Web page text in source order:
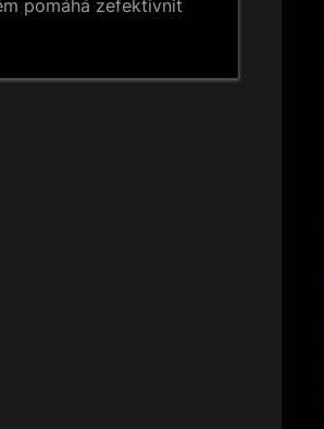
pomáhá zefektivnit